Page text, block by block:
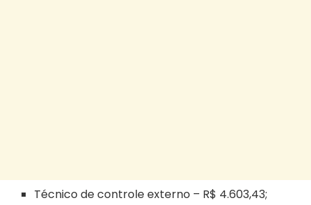
Técnico de controle externo – R$ 4.603,43;